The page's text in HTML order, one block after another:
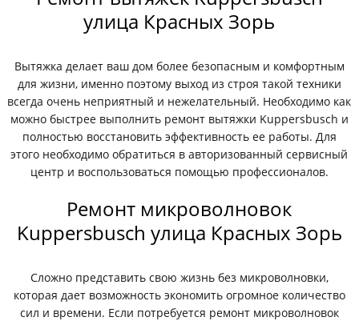
улица Красных Зорь
Вытяжка делает ваш дом более безопасным и комфортным
для жизни, именно поэтому выход из строя такой техники
всегда очень неприятный и нежелательный. Необходимо как
можно быстрее выполнить ремонт вытяжки Kuppersbusch и
полностью восстановить эффективность ее работы. Для
этого необходимо обратиться в авторизованный сервисный
центр и воспользоваться помощью профессионалов.
Ремонт микроволновок
Kuppersbusch улица Красных Зорь
Сложно представить свою жизнь без микроволновки,
которая дает возможность экономить огромное количество
сил и времени. Если потребуется ремонт микроволновок